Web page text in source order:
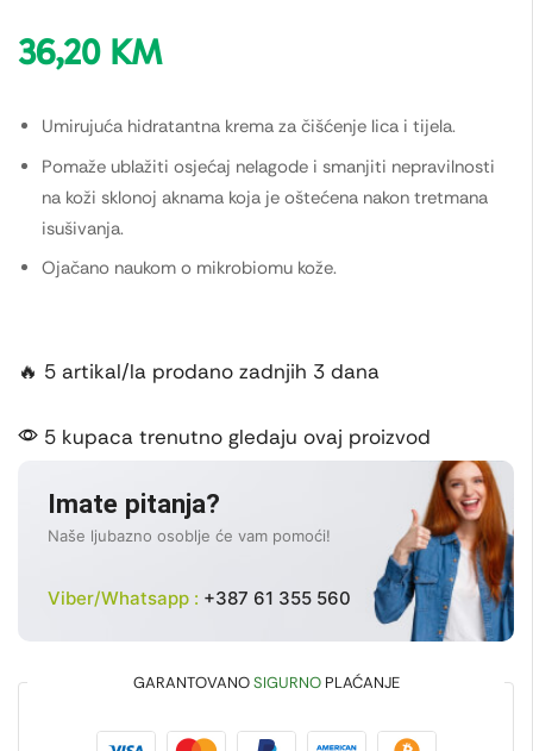
36,20 KM
Umirujuća hidratantna krema za čišćenje lica i tijela.
Pomaže ublažiti osjećaj nelagode i smanjiti nepravilnosti
na koži sklonoj aknama koja je oštećena nakon tretmana
isušivanja.
Ojačano naukom o mikrobiomu kože.
🔥 5 artikal/la prodano zadnjih 3 dana
5 kupaca trenutno gledaju ovaj proizvod
Imate pitanja?
Naše ljubazno osoblje će vam pomoći!
Viber/Whatsapp : +387 61 355 560
GARANTOVANOSIGURNOPLAĆANJE